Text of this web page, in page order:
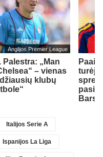
Anglijos Premier League
Palestra: „Man
– vienas
klubų
turėjo
Italijos Serie A
Ispanijos La Liga